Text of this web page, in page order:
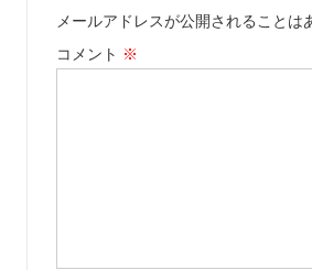
メールアドレスが公開されることは
コメント ※